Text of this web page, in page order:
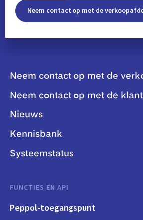
Neem contact op met de
Neem contact op met de
Neem contact op met de
Nieuws
Kennisbank
Systeemstatus
FUNCTIES EN API
Peppol-toegangspunt